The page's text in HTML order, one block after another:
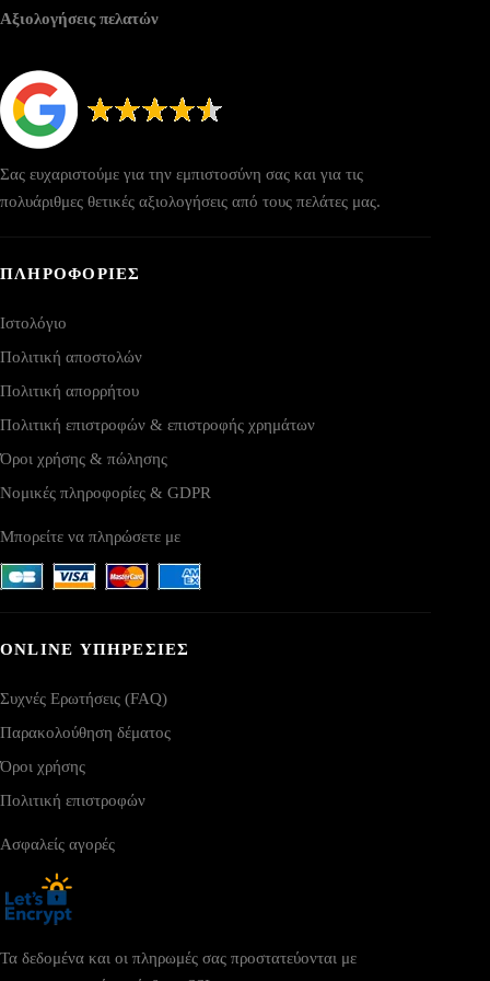
Αξιολογήσεις πελατών
Σας ευχαριστούμε για την εμπιστοσύνη σας και για τις
πολυάριθμες θετικές αξιολογήσεις από τους πελάτες μας.
ΠΛΗΡΟΦΟΡΙΕΣ
Ιστολόγιο
Πολιτική αποστολών
Πολιτική απορρήτου
Πολιτική επιστροφών & επιστροφής χρημάτων
Όροι χρήσης & πώλησης
Νομικές πληροφορίες & GDPR
Μπορείτε να πληρώσετε με
ONLINE ΥΠΗΡΕΣΙΕΣ
Συχνές Ερωτήσεις (FAQ)
Παρακολούθηση δέματος
Όροι χρήσης
Πολιτική επιστροφών
Ασφαλείς αγορές
Τα δεδομένα και οι πληρωμές σας προστατεύονται με